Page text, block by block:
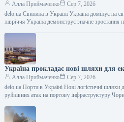
Алла Приймаченко
Сер 7, 2026
delo.ua Свинина в Україні Україна домінує на
півріччя Україна демонструє значне зростання
Україна прокладає нові шляхи для
Алла Приймаченко
Сер 7, 2026
delo.ua Порти в Україні Нові логістичні шляхи
руйнівних атак на портову інфраструктуру